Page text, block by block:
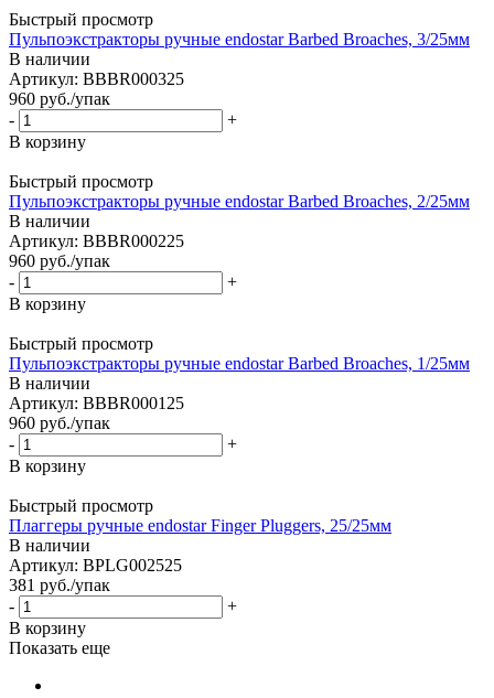
Быстрый просмотр
Пульпоэкстракторы ручные endostar Barbed Broaches, 3/25мм
В наличии
Артикул: BBBR000325
960 руб./упак
-
+
В корзину
Быстрый просмотр
Пульпоэкстракторы ручные endostar Barbed Broaches, 2/25мм
В наличии
Артикул: BBBR000225
960 руб./упак
-
+
В корзину
Быстрый просмотр
Пульпоэкстракторы ручные endostar Barbed Broaches, 1/25мм
В наличии
Артикул: BBBR000125
960 руб./упак
-
+
В корзину
Быстрый просмотр
Плаггеры ручные endostar Finger Pluggers, 25/25мм
В наличии
Артикул: BPLG002525
381 руб./упак
-
+
В корзину
Показать еще